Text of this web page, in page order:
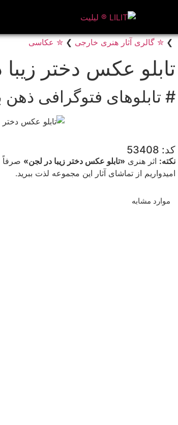
❯ ✮ گالری آثار هنری خارجی ❯ ✮ عکاسی
تابلو عکس دختر
# تابلوهای فتوگرافی ذهن
کد: 53408
نکته: اثر هنری «تابلو عکس دختر زیبا در لجن» صرفاً
امیدواریم از تماشای آثار این مجموعه لذت ببرید.
موارد مشابه